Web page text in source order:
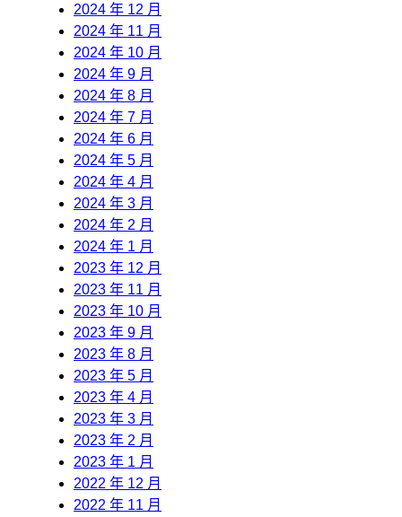
2024 年 12 月
2024 年 11 月
2024 年 10 月
2024 年 9 月
2024 年 8 月
2024 年 7 月
2024 年 6 月
2024 年 5 月
2024 年 4 月
2024 年 3 月
2024 年 2 月
2024 年 1 月
2023 年 12 月
2023 年 11 月
2023 年 10 月
2023 年 9 月
2023 年 8 月
2023 年 5 月
2023 年 4 月
2023 年 3 月
2023 年 2 月
2023 年 1 月
2022 年 12 月
2022 年 11 月